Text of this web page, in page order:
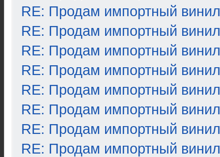
RE: Продам импортный винил
RE: Продам импортный винил
RE: Продам импортный винил
RE: Продам импортный винил
RE: Продам импортный винил
RE: Продам импортный винил
RE: Продам импортный винил
RE: Продам импортный винил